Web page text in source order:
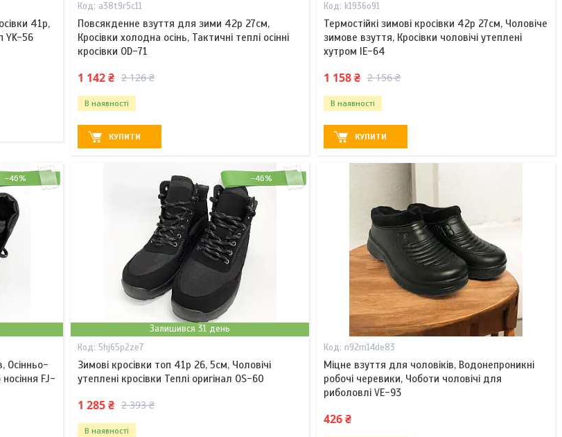
41р,
YK-56
a38t9r5c11
Повсякденне взуття для зими 42р 27см,
Кросівки холодна осінь, Тактичні теплі осінні
кросівки OD-71
1 142 ₴ 2 126 ₴
В наявності
КУПИТИ
k1936o91
Термостійкі зимові кросівки 42р 27см, Чоловіче
зимове взуття, Кросівки чоловічі утеплені
хутром IE-64
1 158 ₴ 2 156 ₴
В наявності
КУПИТИ
–46%
Осінньо-
FJ-
–46%
Залишився 31 день
5hj65p2ze7
Зимові кросівки топ 41р 26, 5см, Чоловічі
утеплені кросівки Теплі оригінал OS-60
1 285 ₴ 2 393 ₴
В наявності
n92m14de83
Міцне взуття для чоловіків, Водонепроникні
робочі черевики, Чоботи чоловічі для
риболовлі VE-93
426 ₴